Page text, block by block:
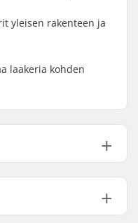
yleisen rakenteen ja
laakeria kohden
ilmoitettu